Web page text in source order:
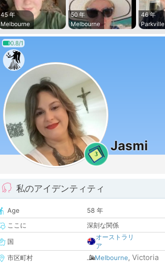
45 年
Melbourne
50 年
Melbourne
46 年
Parkville
0.8/1
3
Jasmi
私のアイデンティティ
Age
58 年
ここに
深刻な関係
国
オーストラリ
ア
市区町村
Melbourne, Victoria